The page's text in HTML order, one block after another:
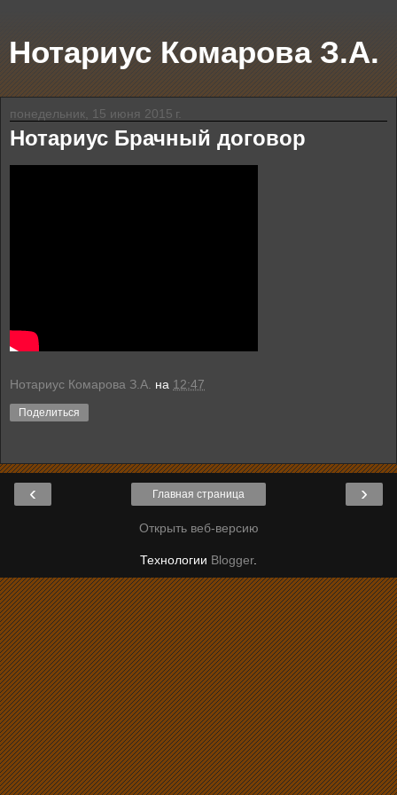
Нотариус Комарова З.А.
понедельник, 15 июня 2015 г.
Нотариус Брачный договор
Нотариус Комарова З.А. на 12:47
Поделиться
‹ ›
Главная страница
Открыть веб-версию
Технологии Blogger.